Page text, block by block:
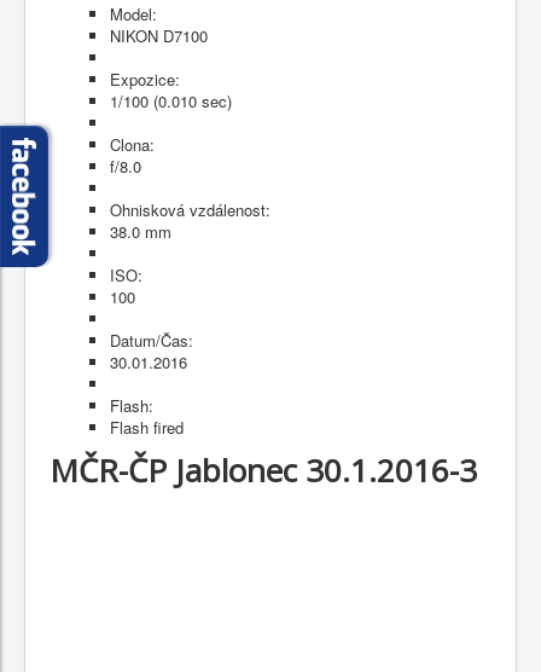
Model:
NIKON D7100
Expozice:
1/100 (0.010 sec)
Clona:
f/8.0
Ohnisková vzdálenost:
38.0 mm
ISO:
100
Datum/Čas:
30.01.2016
Flash:
Flash fired
MČR-ČP Jablonec 30.1.2016-3